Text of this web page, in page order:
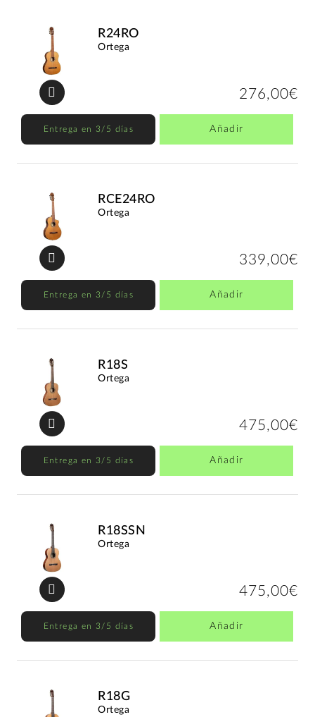
R24RO
Ortega
276,00€
Entrega en 3/5 días Añadir
RCE24RO
Ortega
339,00€
Entrega en 3/5 días Añadir
R18S
Ortega
475,00€
Entrega en 3/5 días Añadir
R18SSN
Ortega
475,00€
Entrega en 3/5 días Añadir
R18G
Ortega